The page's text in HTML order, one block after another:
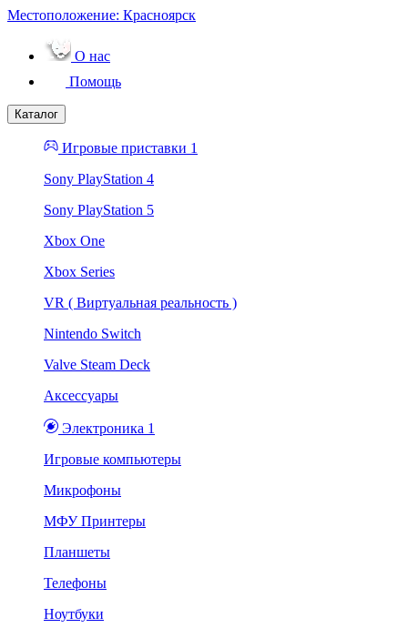
Местоположение: Красноярск
О нас
Помощь
Каталог
Игровые приставки 1
Sony PlayStation 4
Sony PlayStation 5
Xbox One
Xbox Series
VR ( Виртуальная реальность )
Nintendo Switch
Valve Steam Deck
Аксессуары
Электроника 1
Игровые компьютеры
Микрофоны
МФУ Принтеры
Планшеты
Телефоны
Ноутбуки